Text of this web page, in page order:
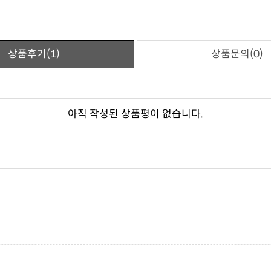
상품후기(1) 상품문의(0)
아직 작성된 상품평이 없습니다.